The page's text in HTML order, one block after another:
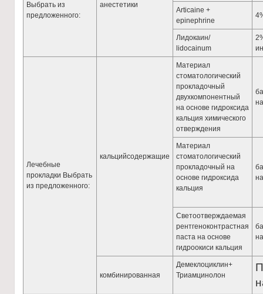
Выбрать из
предложенного:
анестетики
Articaine +
epinephrine
Лидокаин/
lidocainum
Лечебные
прокладки Выбрать
из предложенного:
кальцийсодержащие
Материал
стоматологический
прокладочный
двухкомпонентный
на основе гидроксида
кальция химического
отверждения
Материал
стоматологический
прокладочный на
основе гидроксида
кальция
Cветоотверждаемая
рентгеноконтрастная
паста на основе
гидроокиси кальция
комбинированная
Демеклоциклин+
Триамцинолон